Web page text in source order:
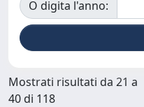
O digita l'anno:
Mostrati risultati da 21 a
40 di 118